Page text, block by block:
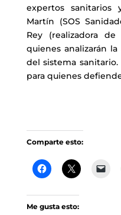
expertos sanitarios
Martín (SOS
Rey (realizadora de
quienes analizarán
del sistema
para quienes
Comparte esto:
Me gusta esto: